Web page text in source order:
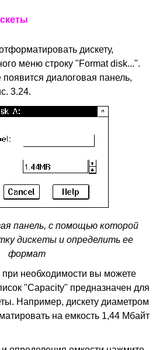
дискету,
меню строку "Format disk...".
появится диалоговая панель,
3.24.
панель, с помощью которой
дискеты и определить ее
формат
необходимости вы можете
"Capacity" предназначен для
Например, дискету диаметром
на емкость 1,44 Мбайт